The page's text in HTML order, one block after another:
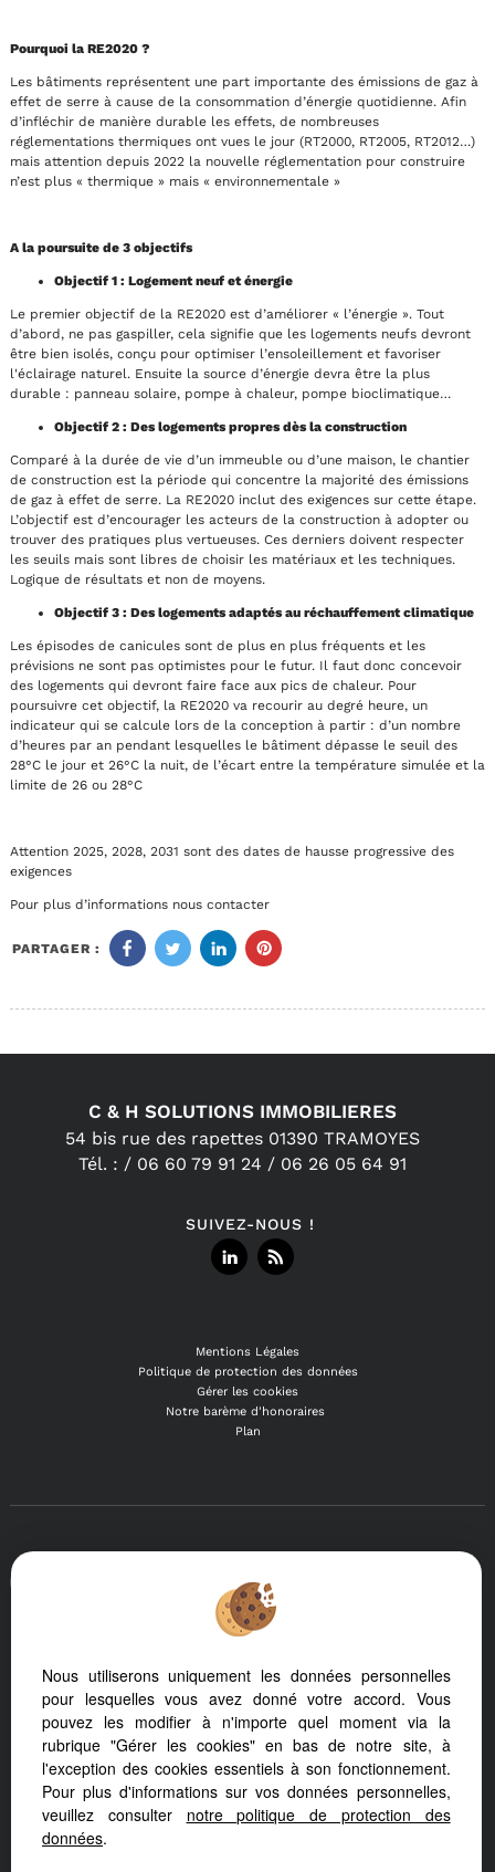
Pourquoi la RE2020 ?
Les bâtiments représentent une part importante des émissions de gaz à
effet de serre à cause de la consommation d’énergie quotidienne. Afin
d’infléchir de manière durable les effets, de nombreuses
réglementations thermiques ont vues le jour (RT2000, RT2005, RT2012…)
mais attention depuis 2022 la nouvelle réglementation pour construire
n’est plus « thermique » mais « environnementale »
A la poursuite de 3 objectifs
Objectif 1 : Logement neuf et énergie
Le premier objectif de la RE2020 est d’améliorer « l’énergie ». Tout
d’abord, ne pas gaspiller, cela signifie que les logements neufs devront
être bien isolés, conçu pour optimiser l’ensoleillement et favoriser
l'éclairage naturel. Ensuite la source d’énergie devra être la plus
durable : panneau solaire, pompe à chaleur, pompe bioclimatique…
Objectif 2 : Des logements propres dès la construction
Comparé à la durée de vie d’un immeuble ou d’une maison, le chantier
de construction est la période qui concentre la majorité des émissions
de gaz à effet de serre. La RE2020 inclut des exigences sur cette étape.
L’objectif est d’encourager les acteurs de la construction à adopter ou
trouver des pratiques plus vertueuses. Ces derniers doivent respecter
les seuils mais sont libres de choisir les matériaux et les techniques.
Logique de résultats et non de moyens.
Objectif 3 : Des logements adaptés au réchauffement climatique
Les épisodes de canicules sont de plus en plus fréquents et les
prévisions ne sont pas optimistes pour le futur. Il faut donc concevoir
des logements qui devront faire face aux pics de chaleur. Pour
poursuivre cet objectif, la RE2020 va recourir au degré heure, un
indicateur qui se calcule lors de la conception à partir : d’un nombre
d’heures par an pendant lesquelles le bâtiment dépasse le seuil des
28°C le jour et 26°C la nuit, de l’écart entre la température simulée et la
limite de 26 ou 28°C
Attention 2025, 2028, 2031 sont des dates de hausse progressive des
exigences
Pour plus d’informations nous contacter
PARTAGER :
C & H SOLUTIONS IMMOBILIERES
54 bis rue des rapettes 01390 TRAMOYES
Tél. : / 06 60 79 91 24 / 06 26 05 64 91
SUIVEZ-NOUS !
Mentions Légales
Politique de protection des données
Gérer les cookies
Notre barème d'honoraires
Plan
votre PC, votre tablette ou votre smartphone, notre site
s'adapte automatiquement aux différents types d'écrans
Logiciel immobilier
Création site internet
Référencement immobilier
Bourg En Bresse (01000)
Diemoz (38790)
Marboz (01851)
Nous utiliserons uniquement les données personnelles
pour lesquelles vous avez donné votre accord. Vous
pouvez les modifier à n'importe quel moment via la
rubrique "Gérer les cookies" en bas de notre site, à
l'exception des cookies essentiels à son fonctionnement.
Pour plus d'informations sur vos données personnelles,
veuillez consulter notre politique de protection des
données.